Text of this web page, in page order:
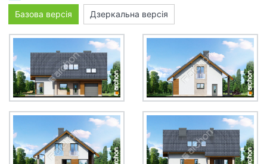
Базова версія Дзеркальна версія